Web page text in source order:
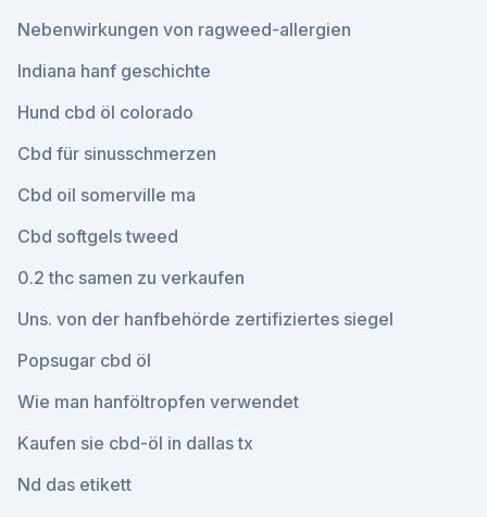
Nebenwirkungen von ragweed-allergien
Indiana hanf geschichte
Hund cbd öl colorado
Cbd für sinusschmerzen
Cbd oil somerville ma
Cbd softgels tweed
0.2 thc samen zu verkaufen
Uns. von der hanfbehörde zertifiziertes siegel
Popsugar cbd öl
Wie man hanföltropfen verwendet
Kaufen sie cbd-öl in dallas tx
Nd das etikett